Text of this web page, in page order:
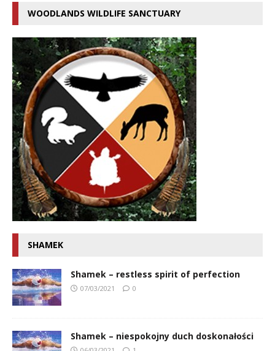
WOODLANDS WILDLIFE SANCTUARY
SHAMEK
Shamek – restless spirit of perfection
07/03/2021 0
Shamek – niespokojny duch doskonałości